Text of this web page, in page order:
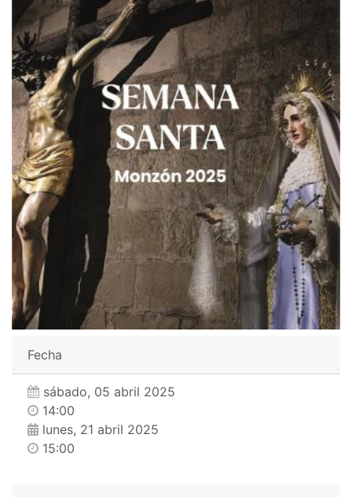
Fecha
sábado, 05 abril 2025
14:00
lunes, 21 abril 2025
15:00